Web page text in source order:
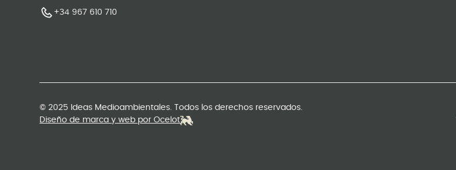
+34 967 610 710
© 2025 Ideas Medioambientales. Todos los derechos reservados.
Diseño de marca y web por Ocelot